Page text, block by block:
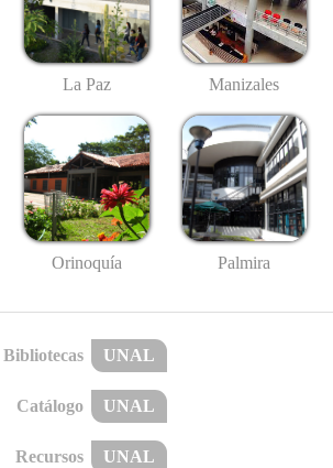
La Paz Manizales
Orinoquía Palmira
Bibliotecas UNAL
Catálogo UNAL
Recursos UNAL